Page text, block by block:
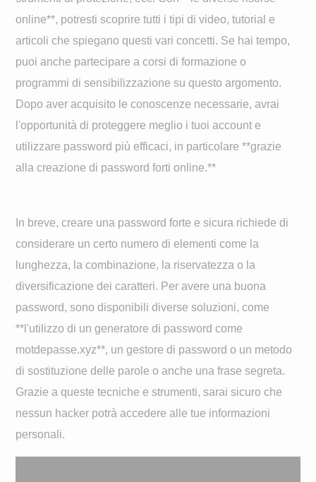
online**, potresti scoprire tutti i tipi di video, tutorial e
articoli che spiegano questi vari concetti. Se hai tempo,
puoi anche partecipare a corsi di formazione o
programmi di sensibilizzazione su questo argomento.
Dopo aver acquisito le conoscenze necessarie, avrai
l'opportunità di proteggere meglio i tuoi account e
utilizzare password più efficaci, in particolare **grazie
alla creazione di password forti online.**
In breve, creare una password forte e sicura richiede di
considerare un certo numero di elementi come la
lunghezza, la combinazione, la riservatezza o la
diversificazione dei caratteri. Per avere una buona
password, sono disponibili diverse soluzioni, come
**l'utilizzo di un generatore di password come
motdepasse.xyz**, un gestore di password o un metodo
di sostituzione delle parole o anche una frase segreta.
Grazie a queste tecniche e strumenti, sarai sicuro che
nessun hacker potrà accedere alle tue informazioni
personali.